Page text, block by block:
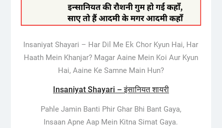
Insaniyat Shayari – Har Dil Me Ek Chor Kyun Hai, Har
Haath Mein Khanjar? Magar Aaine Mein Koi Aur Kyun
Hai, Aaine Ke Samne Main Hun?
Insaniyat Shayari – इंसानियत शायरी
Pahle Jamin Banti Phir Ghar Bhi Bant Gaya,
Insaan Apne Aap Mein Kitna Simat Gaya.